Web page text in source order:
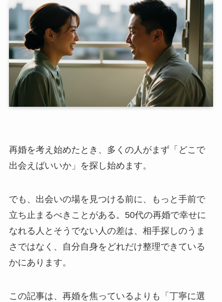
再婚を考え始めたとき、多くの人がまず「どこで
出会えばいいか」を探し始めます。
でも、出会いの場を見つける前に、もっと手前で
立ち止まるべきことがある。50代の再婚で幸せに
なれる人とそうでない人の差は、相手探しのうま
さではなく、自分自身をどれだけ整理できている
かにあります。
この記事は、再婚を焦っているよりも「丁寧に選